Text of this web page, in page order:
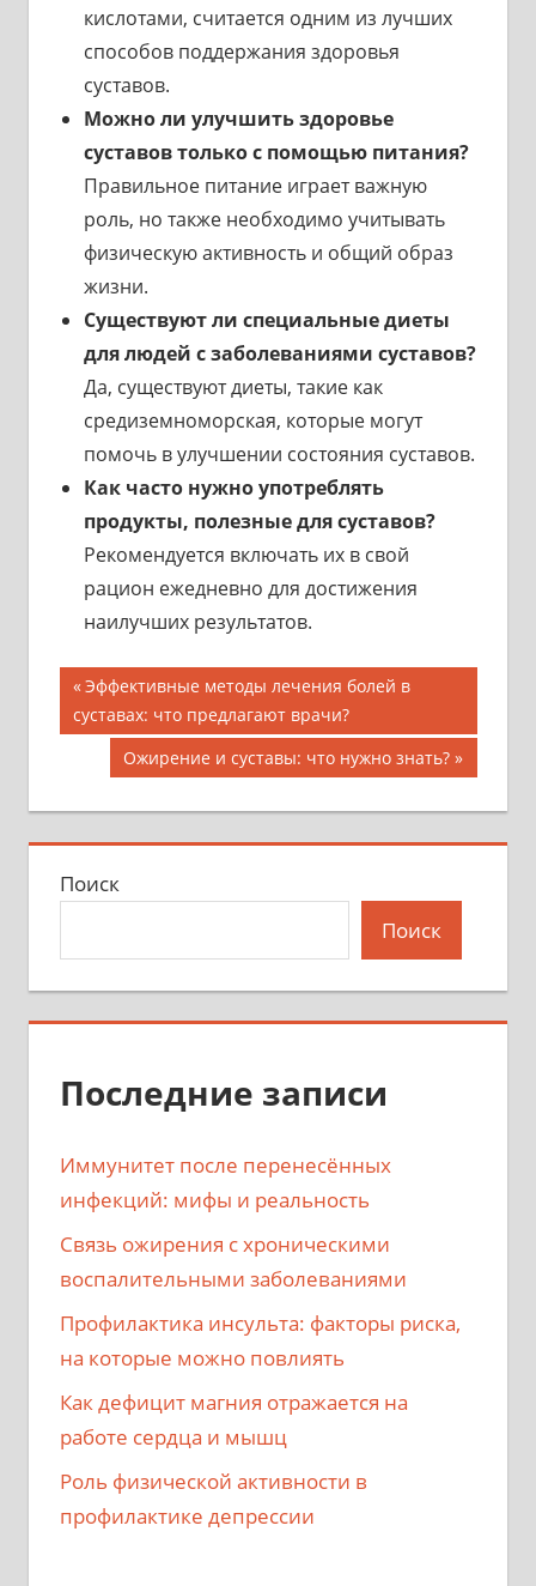
кислотами, считается одним из лучших
способов поддержания здоровья
суставов.
Можно ли улучшить здоровье
суставов только с помощью питания?
Правильное питание играет важную
роль, но также необходимо учитывать
физическую активность и общий образ
жизни.
Существуют ли специальные диеты
для людей с заболеваниями суставов?
Да, существуют диеты, такие как
средиземноморская, которые могут
помочь в улучшении состояния суставов.
Как часто нужно употреблять
продукты, полезные для суставов?
Рекомендуется включать их в свой
рацион ежедневно для достижения
наилучших результатов.
Навигация
по
записям
Предыдущая
запись;
Эффективные методы лечения болей в
суставах: что предлагают врачи?
Следующая
запись:
Ожирение и суставы: что нужно знать?
Поиск
Поиск
Последние записи
Иммунитет после перенесённых
инфекций: мифы и реальность
Связь ожирения с хроническими
воспалительными заболеваниями
Профилактика инсульта: факторы риска,
на которые можно повлиять
Как дефицит магния отражается на
работе сердца и мышц
Роль физической активности в
профилактике депрессии